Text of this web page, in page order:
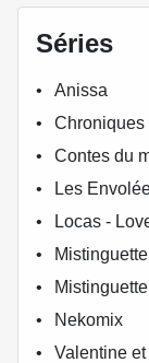
Séries
Anissa
Chroniques
Contes du
Les
Locas -
Mistinguette
Nekomix
Valentine